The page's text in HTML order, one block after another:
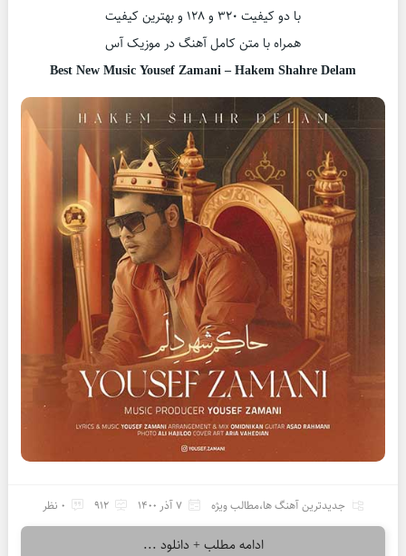
با دو کیفیت ۳۲۰ و ۱۲۸ و بهترین کیفیت
همراه با متن کامل آهنگ در موزیک آس
Best New Music Yousef Zamani – Hakem Shahre Delam
جدیدترین آهنگ ها،مطالب ویژه 7 آذر 1400 912 0 نظر
ادامه مطلب + دانلود ...